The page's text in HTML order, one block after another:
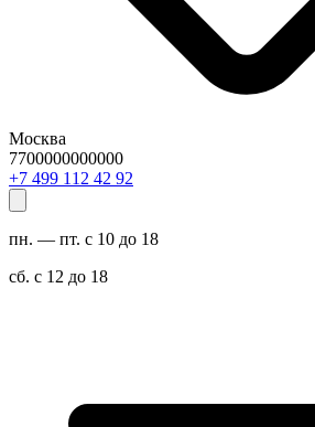
Москва
7700000000000
29 24 211 994 7+
пн. — пт. с 10 до 18
сб. с 12 до 18